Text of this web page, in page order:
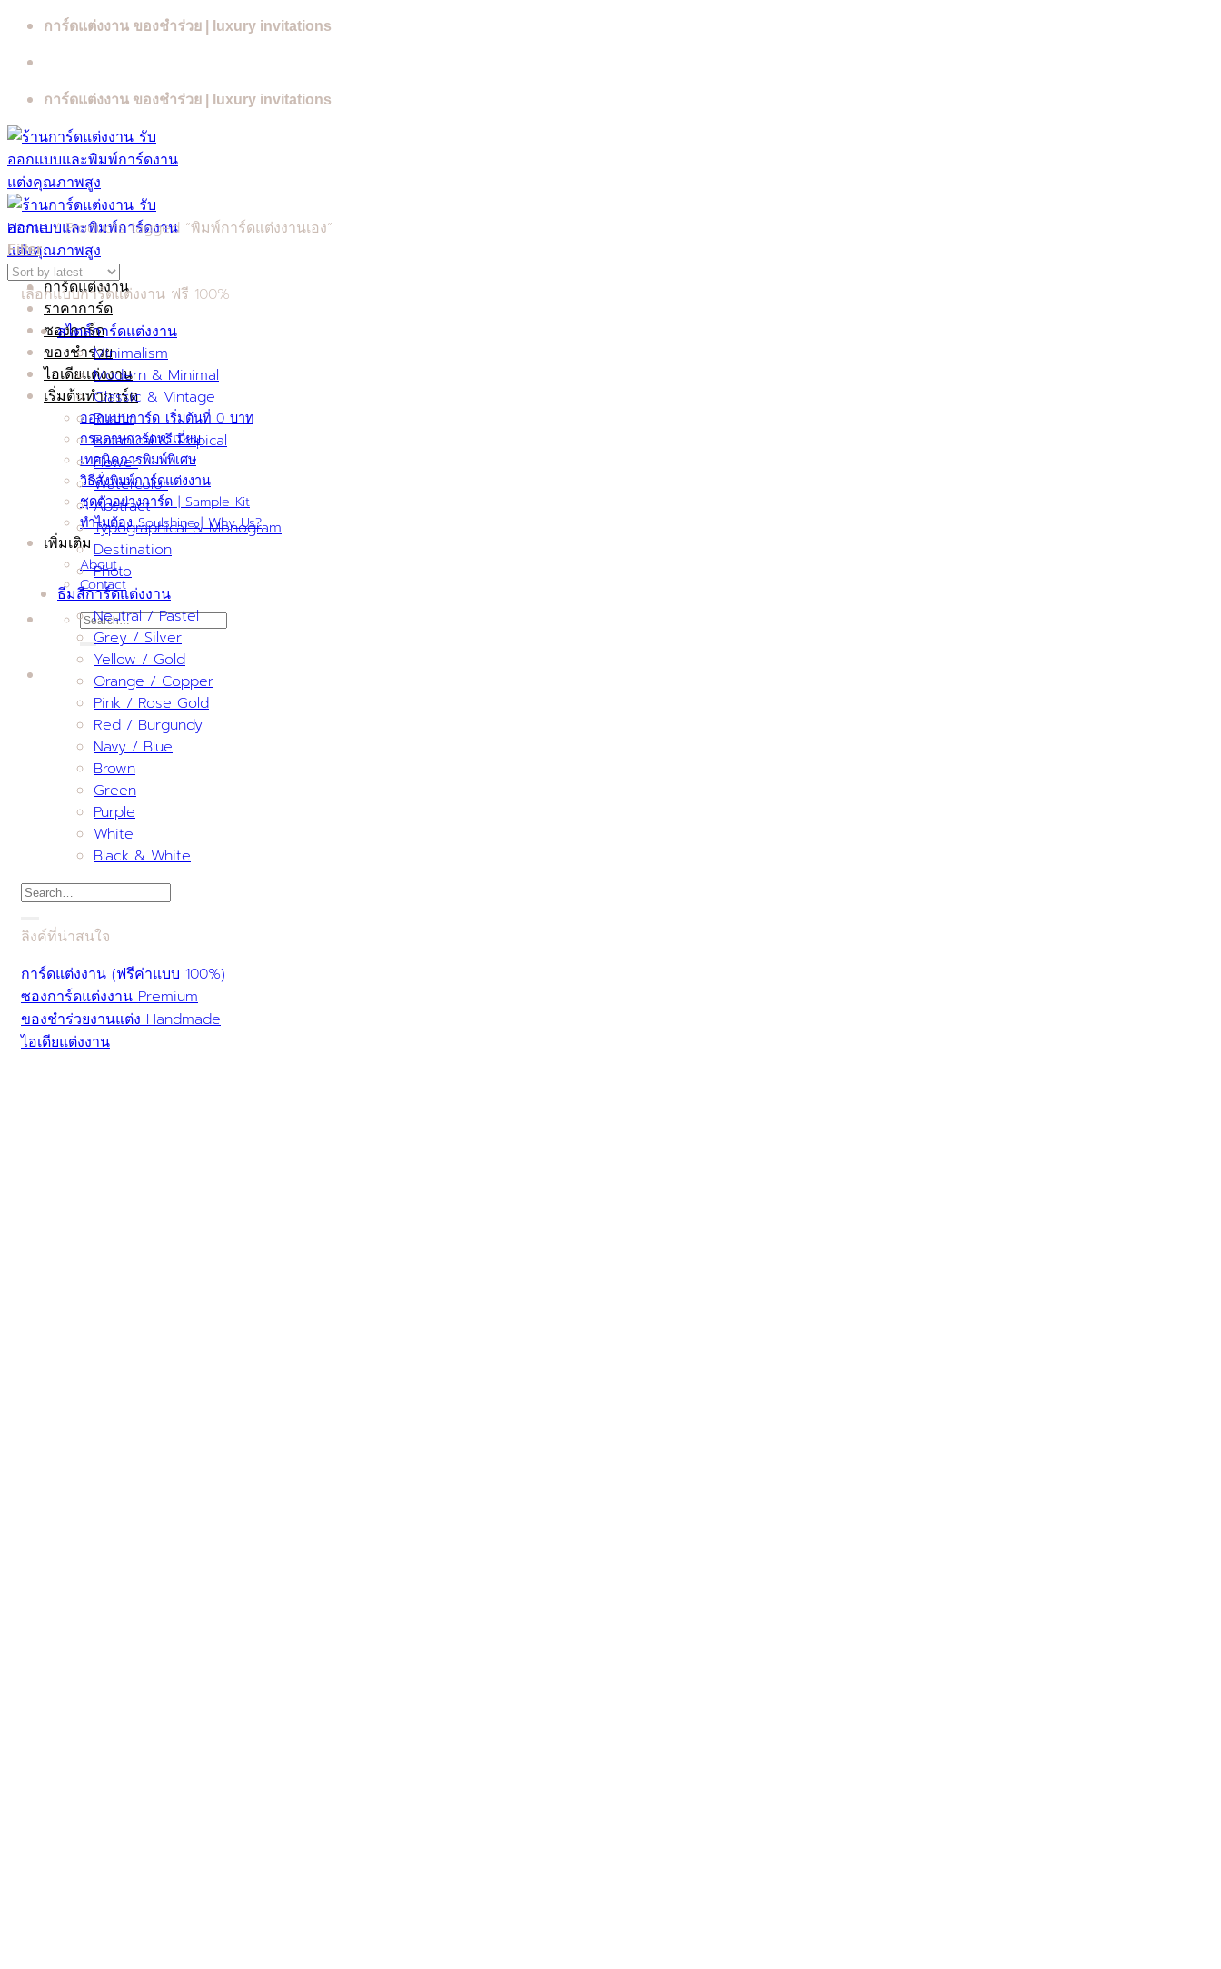
Skip
content
การ์ดแต่งงาน ของชำร่วย | luxury invitations
การ์ดแต่งงาน ของชำร่วย | luxury invitations
การ์ดแต่งงาน
ราคาการ์ด
ซองการ์ด
ของชำร่วย
ไอเดียแต่งงาน
เริ่มต้นทำการ์ด
ออกแบบการ์ด เริ่มต้นที่ 0 บาท
กระดาษการ์ดพรีเมี่ยม
เทคนิคการพิมพ์พิเศษ
วิธีสั่งพิมพ์การ์ดแต่งงาน
ชุดตัวอย่างการ์ด | Sample Kit
ทำไมต้อง Soulshine | Why Us?
เพิ่มเติม
About
Contact
Search
for:
Home /Products tagged “พิมพ์การ์ดแต่งงานเอง”
Filter
เลือกแบบการ์ดแต่งงาน ฟรี 100%
สไตล์การ์ดแต่งงาน
Minimalism
Modern & Minimal
Classic & Vintage
Rustic
Botanical & Tropical
Flower
Watercolor
Abstract
Typographical & Monogram
Destination
Photo
ธีมสีการ์ดแต่งงาน
Neutral / Pastel
Grey / Silver
Yellow / Gold
Orange / Copper
Pink / Rose Gold
Red / Burgundy
Navy / Blue
Brown
Green
Purple
White
Black & White
Search
ลิงค์ที่น่าสนใจ
การ์ดแต่งงาน (ฟรีค่าแบบ 100%)
ซองการ์ดแต่งงาน Premium
ของชำร่วยงานแต่ง Handmade
ไอเดียแต่งงาน